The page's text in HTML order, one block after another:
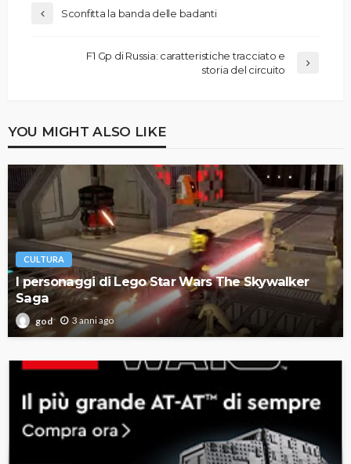
Sconfitta la banda delle badanti
F1 Gp di Russia: caratteristiche tracciato e
storia del circuito
YOU MIGHT ALSO LIKE
CULTURA
I personaggi di Lego Star Wars The Skywalker
Saga
god 3 anni ago